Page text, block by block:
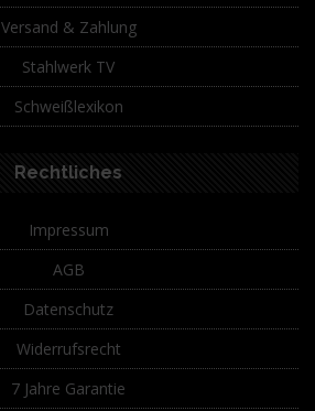
Versand & Zahlung
Stahlwerk TV
Schweißlexikon
Rechtliches
Impressum
AGB
Datenschutz
Widerrufsrecht
7 Jahre Garantie